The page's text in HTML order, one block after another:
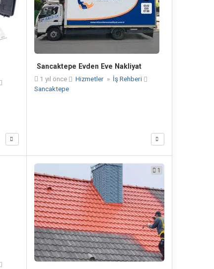
Sancaktepe Evden Eve Nakliyat
1 yıl önce
Hizmetler » İş Rehberi
Sancaktepe
1